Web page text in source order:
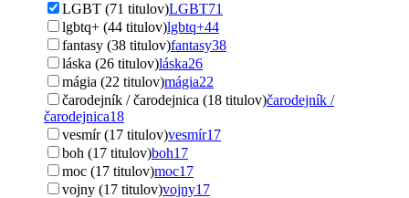
LGBT (71 titulov)LGBT71
lgbtq+ (44 titulov)lgbtq+44
fantasy (38 titulov)fantasy38
láska (26 titulov)láska26
mágia (22 titulov)mágia22
čarodejník / čarodejnica (18 titulov)čarodejník /
čarodejnica18
vesmír (17 titulov)vesmír17
boh (17 titulov)boh17
moc (17 titulov)moc17
vojny (17 titulov)vojny17